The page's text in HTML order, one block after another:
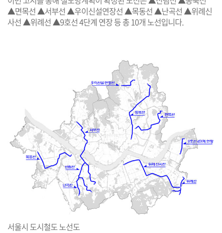
▲면목선 ▲서부선 ▲우이신설연장선 ▲목동선 ▲난곡선 ▲위례신
사선 ▲위례선 ▲9호선 4단계 연장 등 총 10개 노선입니다.
서울시 도시철도 노선도